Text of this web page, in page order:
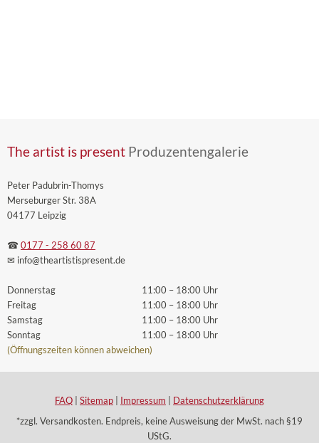
The artist is present Produzentengalerie
Peter Padubrin-Thomys
Merseburger Str. 38A
04177 Leipzig
☎ 0177 - 258 60 87
✉ info@theartistispresent.de
Donnerstag
Freitag
Samstag
Sonntag
11:00 – 18:00 Uhr
11:00 – 18:00 Uhr
11:00 – 18:00 Uhr
11:00 – 18:00 Uhr
(Öffnungszeiten können abweichen)
FAQ Sitemap Impressum
Datenschutzerklärung
*zzgl. Versandkosten. Endpreis, keine Ausweisung der MwSt. nach §19
UStG.